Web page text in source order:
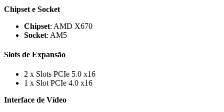
Chipset e Socket
Chipset: AMD X670
Socket: AM5
Slots de Expansão
2 x Slots PCIe 5.0 x16
1 x Slot PCIe 4.0 x16
Interface de Vídeo